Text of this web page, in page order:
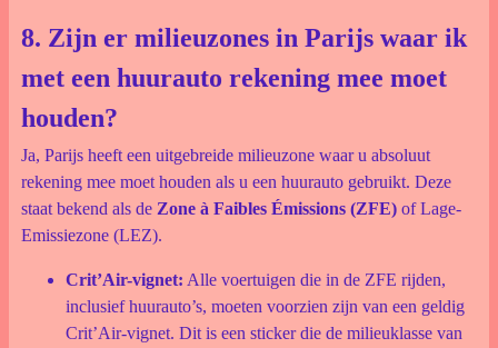
8. Zijn er milieuzones in Parijs waar ik
met een huurauto rekening mee moet
houden?
Ja, Parijs heeft een uitgebreide milieuzone waar u absoluut
rekening mee moet houden als u een huurauto gebruikt. Deze
staat bekend als de Zone à Faibles Émissions (ZFE)of Lage-
Emissiezone (LEZ).
Crit’Air-vignet: Alle voertuigen die in de ZFE rijden,
inclusief huurauto’s, moeten voorzien zijn van een geldig
Crit’Air-vignet. Dit is een sticker die de milieuklasse van